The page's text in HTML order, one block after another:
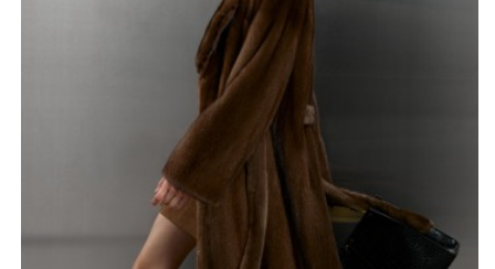
полностью меховая шуба до пят, которая
подчеркивает женский силуэт однотонным поясом. На
фотографии представлен одна из возможных
расцветок – орех. Также данная модель продается в
классическом черном цвете. Размерный ряд
начинается с 42 и заканчивает 52 размером.
*описание несет информационный характер, состав и
правила ухода могут быть изменены производителем